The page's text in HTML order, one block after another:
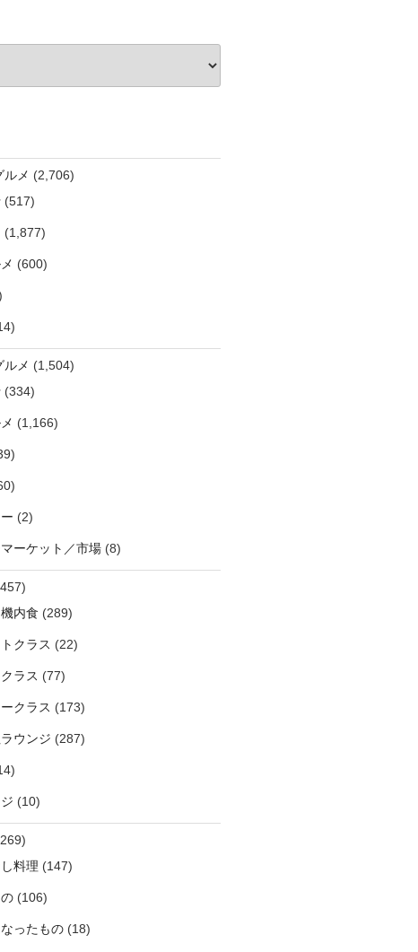
ルメ (2,706)
(517)
(1,877)
(600)
ルメ (1,504)
(334)
(1,166)
(2)
ーケット／市場(8)
内食 (289)
クラス (22)
ラス (77)
クラス (173)
ウンジ (287)
(10)
料理 (147)
(106)
ったもの(18)